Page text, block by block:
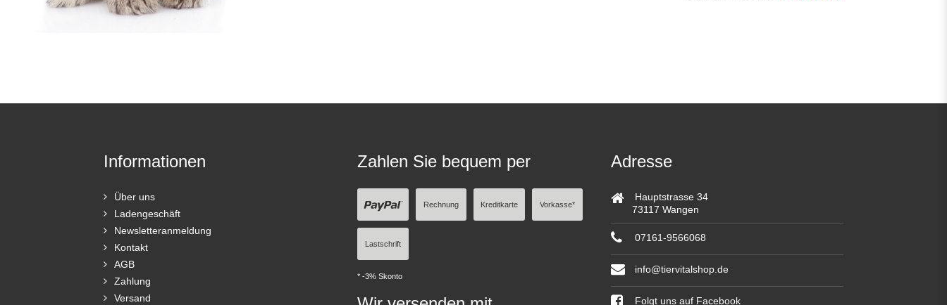
Informationen
Über uns
Ladengeschäft
Newsletteranmeldung
Kontakt
AGB
Zahlung
Versand
Zahlen Sie bequem per
Rechnung Kreditkarte Vorkasse*
Lastschrift
* -3% Skonto
Adresse
Hauptstrasse 34
73117 Wangen
07161-9566068
info@tiervitalshop.de
Folgt uns auf Facebook